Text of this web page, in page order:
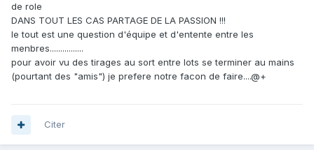
de role
DANS TOUT LES CAS PARTAGE DE LA PASSION !!!
le tout est une question d'équipe et d'entente entre les
menbres................
pour avoir vu des tirages au sort entre lots se terminer au mains
(pourtant des "amis") je prefere notre facon de faire....@+
Citer